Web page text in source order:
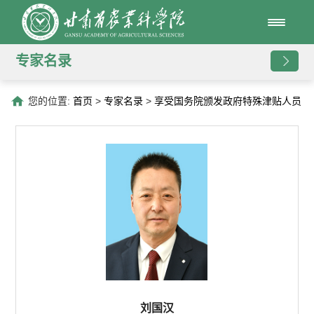
专家名录
您的位置: 首页 > 专家名录 > 享受国务院颁发政府特殊津贴人员
刘国汉